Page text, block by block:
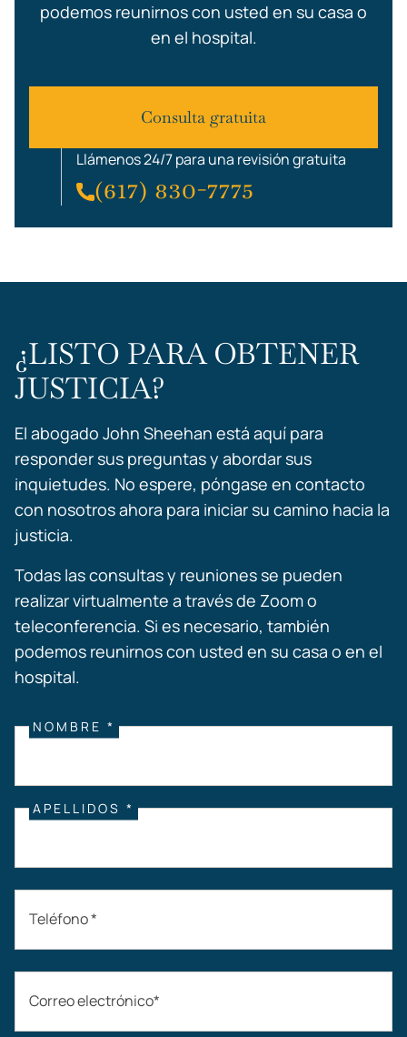
podemos reunirnos con usted en su casa o
en el hospital.
Consulta gratuita
Llámenos 24/7 para una revisión gratuita
(617) 830-7775
¿LISTO PARA OBTENER
JUSTICIA?
El abogado John Sheehan está aquí para
responder sus preguntas y abordar sus
inquietudes. No espere, póngase en contacto
con nosotros ahora para iniciar su camino hacia la
justicia.
Todas las consultas y reuniones se pueden
realizar virtualmente a través de Zoom o
teleconferencia. Si es necesario, también
podemos reunirnos con usted en su casa o en el
hospital.
NOMBRE *
APELLIDOS *
Teléfono *
Correo electrónico*